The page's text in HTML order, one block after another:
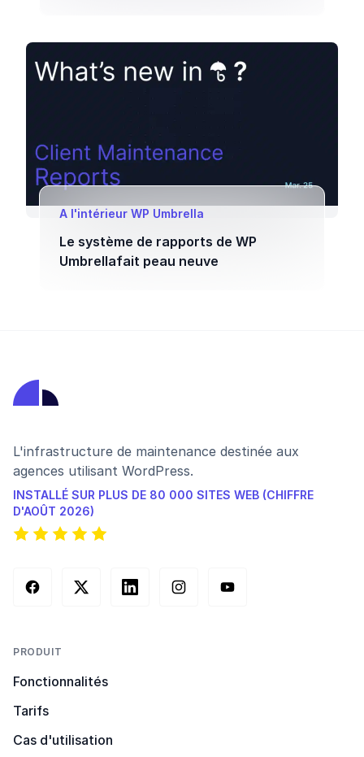
A l'intérieur WP Umbrella
Le système de rapports de WP
Umbrellafait peau neuve
L'infrastructure de maintenance destinée aux
agences utilisant WordPress.
INSTALLÉ SUR PLUS DE 80 000 SITES WEB (CHIFFRE
D'AOÛT 2026)
FacebookX (Twitter)LinkedInInstagramYouTube
PRODUIT
Fonctionnalités
Tarifs
Cas d'utilisation